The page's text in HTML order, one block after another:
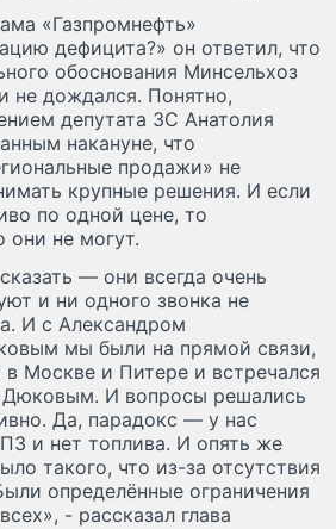
«Газпромнефть»
дефицита?» он ответил, что
обоснования Минсельхоз
не дождался. Понятно,
депутата ЗС Анатолия
накануне, что
продажи» не
крупные решения. И если
по одной цене, то
они не могут.
— они всегда очень
и ни одного звонка не
И с Александром
мы были на прямой связи,
в Москве и Питере и встречался
Дюковым. И вопросы решались
Да, парадокс — у нас
и нет топлива. И опять же
такого, что из-за отсутствия
определённые ограничения
- рассказал глава